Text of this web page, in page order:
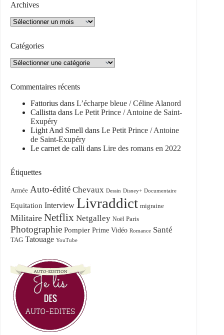
Archives
Archives
Catégories
Catégories
Commentaires récents
Fattorius dans L’écharpe bleue / Céline Alanord
Callistta dans Le Petit Prince / Antoine de Saint-
Exupéry
Light And Smell dans Le Petit Prince / Antoine
de Saint-Exupéry
Le carnet de calli dans Lire des romans en 2022
Étiquettes
Armée Auto-édité Chevaux Dessin Disney+ Documentaire
Equitation Interview Livraddict migraine
Militaire Netflix Netgalley Noël Paris
Photographie Pompier Prime Vidéo Romance Santé
TAG Tatouage YouTube